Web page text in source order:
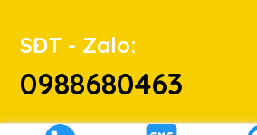
SĐT - Zalo:
0988680463